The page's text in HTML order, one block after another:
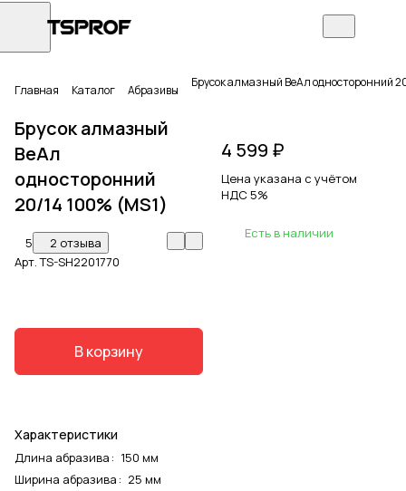
Главная Каталог Абразивы Брусок алмазный ВеАл односторонний
Брусок алмазный
ВеАл
односторонний
20/14 100% (MS1)
5
2 отзыва
Арт.TS-SH2201770
В корзину
Характеристики
Длина абразива : 150 мм
Ширина абразива : 25 мм
4 599 ₽
Цена указана с учётом
НДС 5%
Есть в наличии